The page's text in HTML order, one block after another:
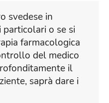
svedese in
particolari o se si
farmacologica
del medico
il
saprà dare i